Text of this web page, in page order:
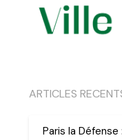
ARTICLES
Paris la